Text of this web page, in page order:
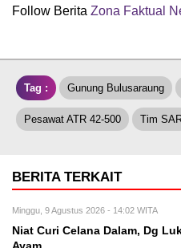
Follow Berita Zona Faktual
Tag : Gunung Bulusaraung
Pesawat ATR 42-500 Tim
BERITA TERKAIT
Minggu, 9 Agustus 2026 - 14:02 WITA
Niat Curi Celana Dalam, Dg